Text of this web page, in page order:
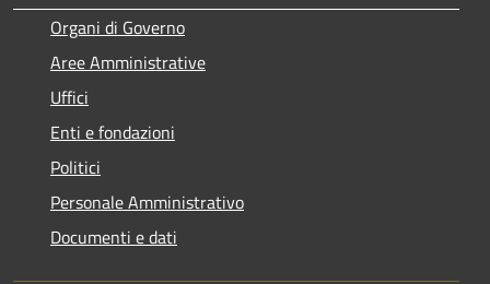
Organi di Governo
Aree Amministrative
Uffici
Enti e fondazioni
Politici
Personale Amministrativo
Documenti e dati